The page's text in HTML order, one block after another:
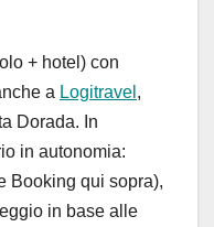
+ hotel) con
a Logitravel ,
Dorada. In
in autonomia:
Booking qui sopra),
in base alle